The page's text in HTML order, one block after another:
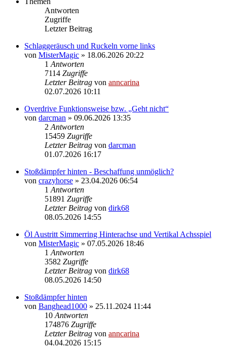
Antworten
Zugriffe
Letzter Beitrag
Schlaggeräusch und Ruckeln vorne links
von MisterMagic » 18.06.2026 20:22
1 Antworten
7114 Zugriffe
Letzter Beitrag von anncarina
02.07.2026 10:11
Overdrive Funktionsweise bzw. „Geht nicht“
von darcman » 09.06.2026 13:35
2 Antworten
15459 Zugriffe
Letzter Beitrag von darcman
01.07.2026 16:17
Stoßdämpfer hinten - Beschaffung unmöglich?
von crazyhorse » 23.04.2026 06:54
1 Antworten
51891 Zugriffe
Letzter Beitrag von dirk68
08.05.2026 14:55
Öl Austritt Simmerring Hinterachse und Vertikal Achsspiel
von MisterMagic » 07.05.2026 18:46
1 Antworten
3582 Zugriffe
Letzter Beitrag von dirk68
08.05.2026 14:50
Stoßdämpfer hinten
von Banghead1000 » 25.11.2024 11:44
10 Antworten
174876 Zugriffe
Letzter Beitrag von anncarina
04.04.2026 15:15